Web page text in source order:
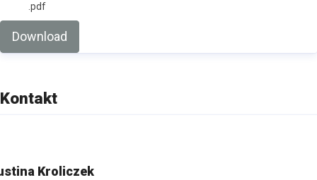
.pdf
Download
Kontakt
Kroliczek